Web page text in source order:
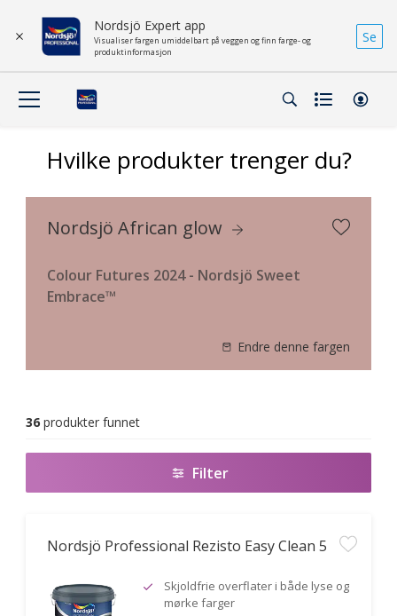
Nordsjö Expert app
Visualiser fargen umiddelbart på veggen og finn farge- og
produktinformasjon
Se
Hvilke produkter trenger du?
Nordsjö African glow
Colour Futures 2024 - Nordsjö Sweet
Embrace™
Endre denne fargen
36 produkter funnet
Filter
Nordsjö Professional Rezisto Easy Clean 5
Skjoldfrie overflater i både lyse og
mørke farger